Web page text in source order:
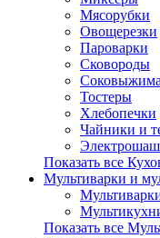
Мясорубки
Овощерезки
Пароварки
Сковороды
Тостеры
Хлебопечки
Чайники и
Показать все
Мультиварки и
Показать все